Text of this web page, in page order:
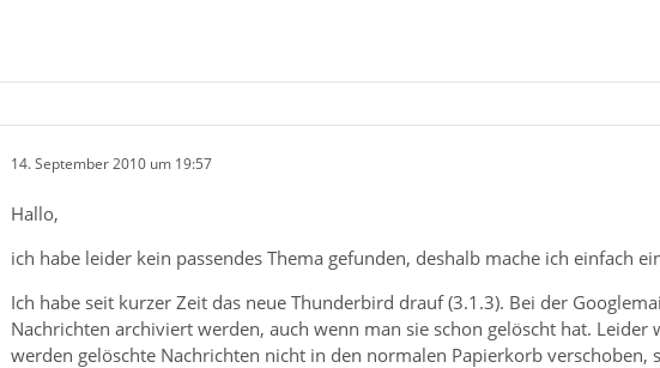
14. September 2010 um 19:57
Hallo,
ich habe leider kein passendes Thema gefunden, deshalb mache ich einfach
Ich habe seit kurzer Zeit das neue Thunderbird drauf (3.1.3). Bei der
Nachrichten archiviert werden, auch wenn man sie schon gelöscht hat.
werden gelöschte Nachrichten nicht in den normalen Papierkorb